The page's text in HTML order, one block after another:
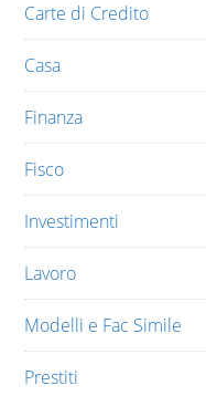
Carte di Credito
Casa
Finanza
Fisco
Investimenti
Lavoro
Modelli e Fac Simile
Prestiti